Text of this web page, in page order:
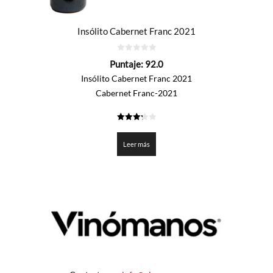
Insólito Cabernet Franc 2021
de
Puntaje: 92.0
Insólito Cabernet Franc 2021
Cabernet Franc-2021
de 5
Leer más